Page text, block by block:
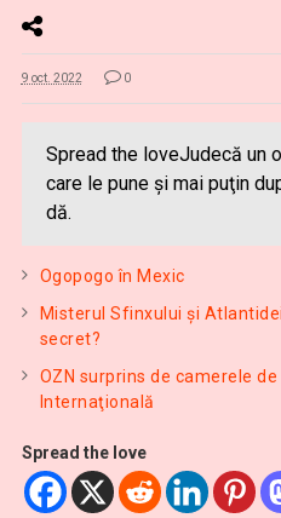
9 oct. 2022 0
Spread the loveJudecă un
care le pune şi mai puţin
dă.
Ogopogo în Mexic
Misterul Sfinxului şi
secret?
OZN surprins de camerele
Internaţională
Spread the love